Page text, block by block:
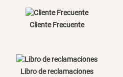
Cliente Frecuente
Libro de reclamaciones
Cama Nido Grande para Perros